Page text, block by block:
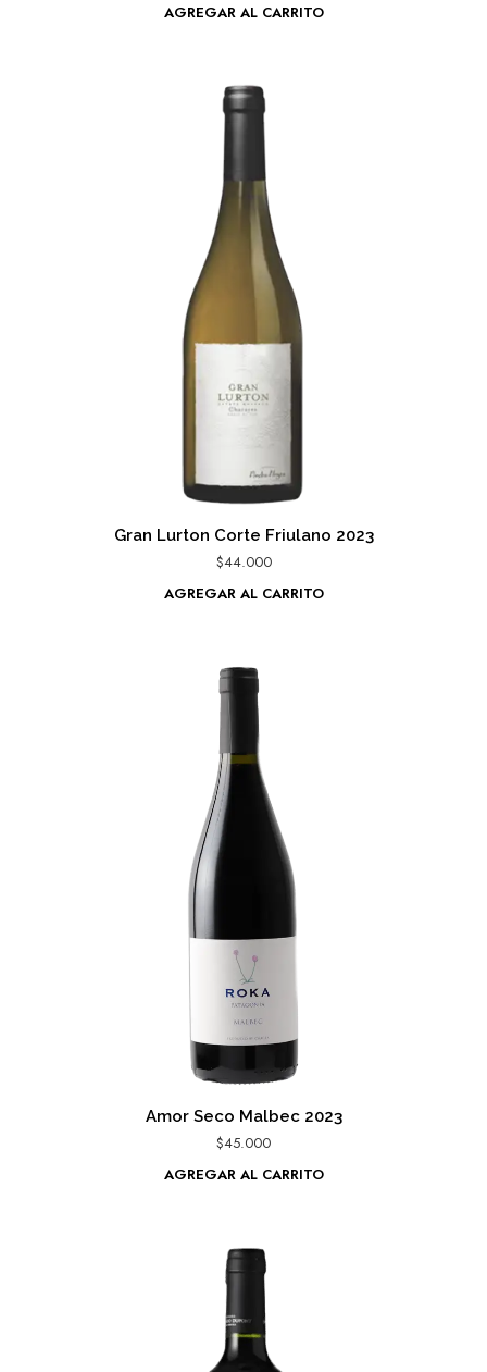
AGREGAR AL CARRITO
Gran Lurton Corte Friulano 2023
$44.000
AGREGAR AL CARRITO
Amor Seco Malbec 2023
$45.000
AGREGAR AL CARRITO